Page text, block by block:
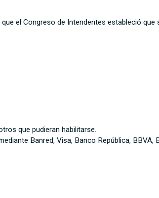
que el Congreso de Intendentes estableció
que pudieran habilitarse.
Banred, Visa, Banco República, BBVA,